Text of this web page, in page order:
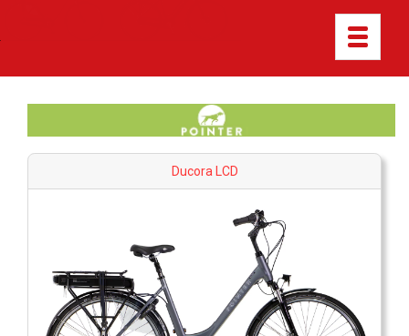
Toggle
Ducora LCD